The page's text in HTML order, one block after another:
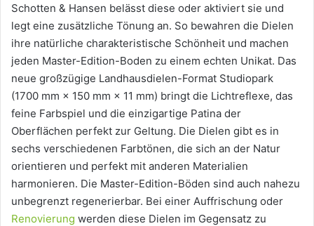
Schotten & Hansen belässt diese oder aktiviert sie und
legt eine zusätzliche Tönung an. So bewahren die Dielen
ihre natürliche charakteristische Schönheit und machen
jeden Master-Edition-Boden zu einem echten Unikat. Das
neue großzügige Landhausdielen-Format Studiopark
(1700 mm × 150 mm × 11 mm) bringt die Lichtreflexe, das
feine Farbspiel und die einzigartige Patina der
Oberflächen perfekt zur Geltung. Die Dielen gibt es in
sechs verschiedenen Farbtönen, die sich an der Natur
orientieren und perfekt mit anderen Materialien
harmonieren. Die Master-Edition-Böden sind auch nahezu
unbegrenzt regenerierbar. Bei einer Auffrischung oder
Renovierung werden diese Dielen im Gegensatz zu